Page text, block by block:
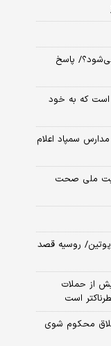
پاسخ
است که به خود
سمپاد اعلام
ملی صحت
پوتین/ روسیه قصد
از حملات
است
محکوم شوی